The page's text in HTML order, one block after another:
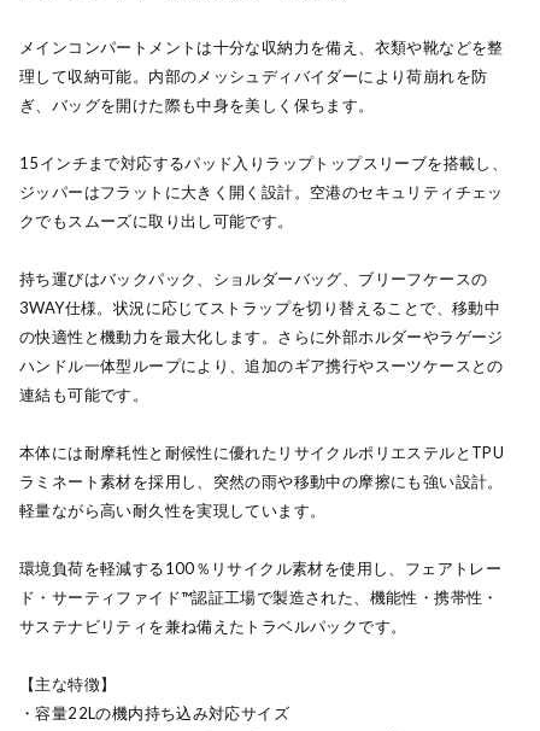
メインコンパートメントは十分な収納力を備え、衣類や靴などを整
理して収納可能。内部のメッシュディバイダーにより荷崩れを防
ぎ、バッグを開けた際も中身を美しく保ちます。
15インチまで対応するパッド入りラップトップスリーブを搭載し、
ジッパーはフラットに大きく開く設計。空港のセキュリティチェッ
クでもスムーズに取り出し可能です。
持ち運びはバックパック、ショルダーバッグ、ブリーフケースの
3WAY仕様。状況に応じてストラップを切り替えることで、移動中
の快適性と機動力を最大化します。さらに外部ホルダーやラゲージ
ハンドル一体型ループにより、追加のギア携行やスーツケースとの
連結も可能です。
本体には耐摩耗性と耐候性に優れたリサイクルポリエステルとTPU
ラミネート素材を採用し、突然の雨や移動中の摩擦にも強い設計。
軽量ながら高い耐久性を実現しています。
環境負荷を軽減する100％リサイクル素材を使用し、フェアトレー
ド・サーティファイド™認証工場で製造された、機能性・携帯性・
サステナビリティを兼ね備えたトラベルパックです。
【主な特徴】
・容量22Lの機内持ち込み対応サイズ